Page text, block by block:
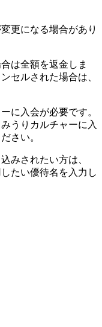
更になる場合があり
は全額を返金しま
セルされた場合は、
に入会が必要です。
うりカルチャーに入
さい。
みされたい方は、
たい優待名を入力し